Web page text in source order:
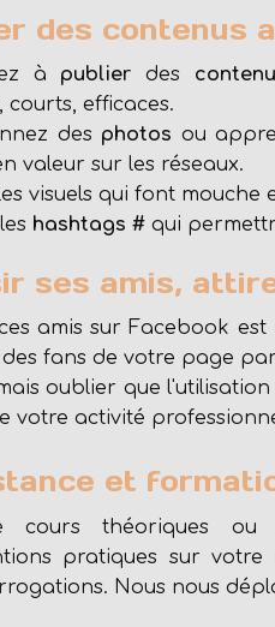
des contenus
à publier des
, courts, efficaces.
des photos ou
valeur sur les réseaux.
visuels qui font mouche
hashtags # qui
ses amis,
amis sur Facebook
fans de votre page
oublier que
votre activité
et
cours théoriques ou
pratiques sur votre
Nous nous